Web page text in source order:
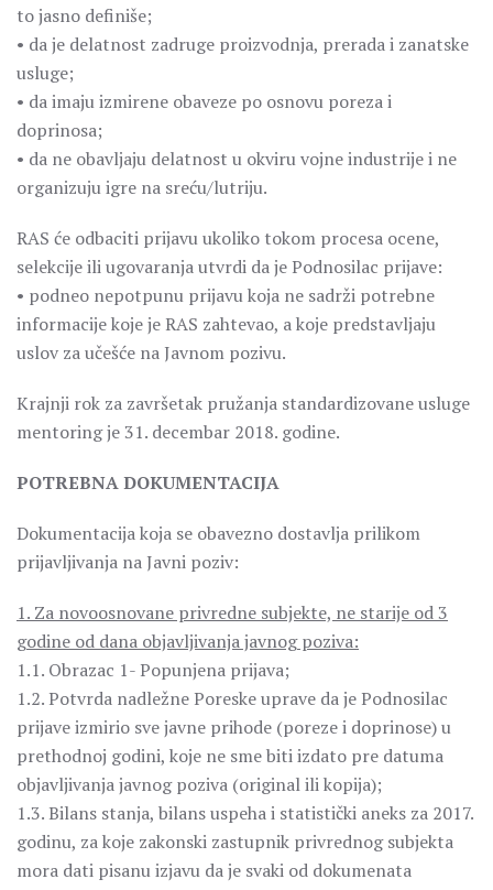
to jasno definiše;
• da je delatnost zadruge proizvodnja, prerada i zanatske
usluge;
• da imaju izmirene obaveze po osnovu poreza i
doprinosa;
• da ne obavljaju delatnost u okviru vojne industrije i ne
organizuju igre na sreću/lutriju.
RAS će odbaciti prijavu ukoliko tokom procesa ocene,
selekcije ili ugovaranja utvrdi da je Podnosilac prijave:
• podneo nepotpunu prijavu koja ne sadrži potrebne
informacije koje je RAS zahtevao, a koje predstavljaju
uslov za učešće na Javnom pozivu.
Krajnji rok za završetak pružanja standardizovane usluge
mentoring je 31. decembar 2018. godine.
POTREBNA DOKUMENTACIJA
Dokumentacija koja se obavezno dostavlja prilikom
prijavljivanja na Javni poziv:
1. Za novoosnovane privredne subjekte, ne starije od 3
godine od dana objavljivanja javnog poziva:
1.1. Obrazac 1- Popunjena prijava;
1.2. Potvrda nadležne Poreske uprave da je Podnosilac
prijave izmirio sve javne prihode (poreze i doprinose) u
prethodnoj godini, koje ne sme biti izdato pre datuma
objavljivanja javnog poziva (original ili kopija);
1.3. Bilans stanja, bilans uspeha i statistički aneks za 2017.
godinu, za koje zakonski zastupnik privrednog subjekta
mora dati pisanu izjavu da je svaki od dokumenata